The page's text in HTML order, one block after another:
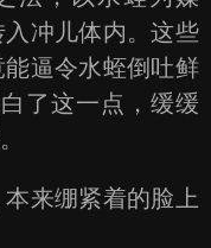
冲儿体内。这些
逼令水蛭倒吐鲜
了这一点，缓缓
来绷紧着的脸上